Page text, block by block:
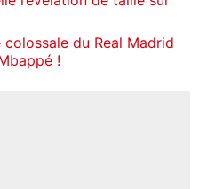
du Real Madrid
!